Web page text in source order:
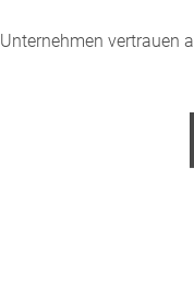
Unternehmen vertrauen